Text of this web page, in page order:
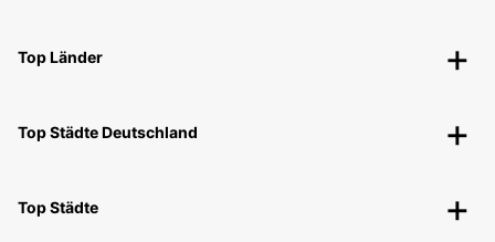
Top Länder
Top Städte Deutschland
Top Städte